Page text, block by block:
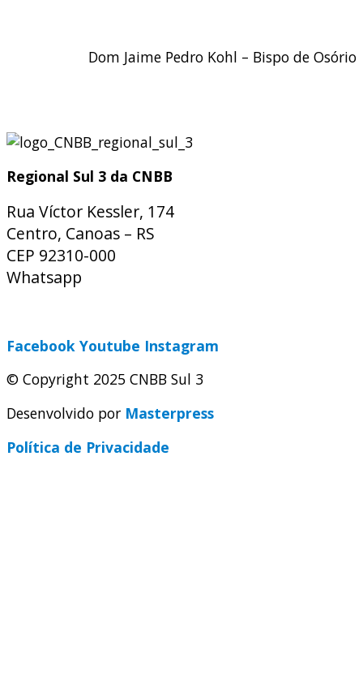
Dom Jaime Pedro Kohl – Bispo de Osório
Regional Sul 3 da CNBB
Rua Víctor Kessler, 174
Centro, Canoas – RS
CEP 92310-000
Whatsapp
Facebook Youtube Instagram
© Copyright 2025 CNBB Sul 3
Desenvolvido por Masterpress
Política de Privacidade